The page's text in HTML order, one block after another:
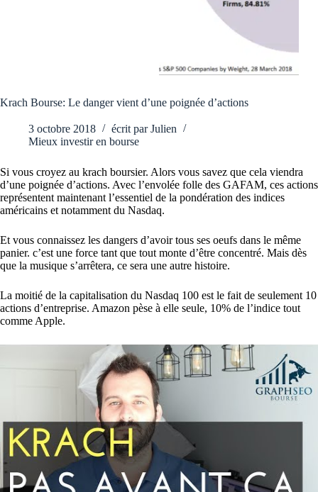
Krach Bourse: Le danger vient d’une poignée d’actions
3 octobre 2018 écrit par Julien
Mieux investir en bourse
Si vous croyez au krach boursier. Alors vous savez que cela viendra
d’une poignée d’actions. Avec l’envolée folle des GAFAM, ces actions
représentent maintenant l’essentiel de la pondération des indices
américains et notamment du Nasdaq.
Et vous connaissez les dangers d’avoir tous ses oeufs dans le même
panier. c’est une force tant que tout monte d’être concentré. Mais dès
que la musique s’arrêtera, ce sera une autre histoire.
La moitié de la capitalisation du Nasdaq 100 est le fait de seulement 10
actions d’entreprise. Amazon pèse à elle seule, 10% de l’indice tout
comme Apple.